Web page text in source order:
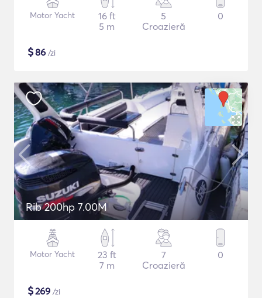
Motor Yacht
16 ft
5 m
5
Croazieră
0
$86 /zi
Rib 200hp 7.00M
Motor Yacht
23 ft
7 m
7
Croazieră
0
$269 /zi